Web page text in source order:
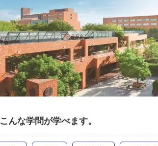
こんな学問が学べます。